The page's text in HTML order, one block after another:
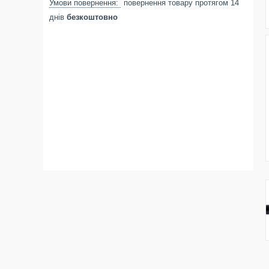
повернення товару протягом 14
днів безкоштовно